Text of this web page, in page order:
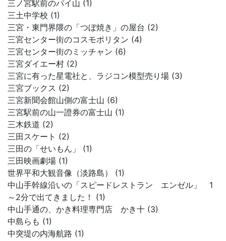
三ノ宮駅前のパイ山 (1)
三土中学校 (1)
三宮・東門界隈の「つぼ焼き」の屋台 (2)
三宮センター街のコスモポリタン (4)
三宮センター街のミッチャン (6)
三宮ダイエー村 (2)
三宮に有った星電社と、ラジコン模型売り場 (3)
三宮ブックス (2)
三宮新聞会館山側の富士山 (6)
三宮駅前の山一證券の富士山 (1)
三木鉄道 (2)
三田スケート (2)
三田の「せいもん」 (1)
三田映画劇場 (1)
世界平和大観音像（淡路島） (1)
中山手幹線沿いの「スピードレストラン エンゼル」 1
～2分で出てきました！ (1)
中山手通の、かき料理専門店 かき十 (3)
中島らも (1)
中突堤の内海航路 (1)